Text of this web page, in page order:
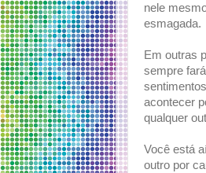
nele
esmagada.
Em outras
sempre
acontecer
qualquer
Você está
outro por